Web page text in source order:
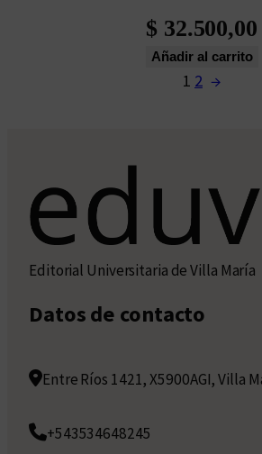
$ 32.500,00
Añadir al carrito
1 2 →
Editorial Universitaria de Villa María
Datos de contacto
Entre Ríos 1421, X5900AGI, Villa
+543534648245